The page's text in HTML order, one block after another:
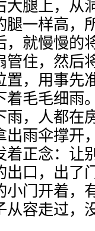
大腿上，从
腿一样高，
，就慢慢的
管住，然后
置，用事先
着毛毛细雨
雨，人都在
出雨伞撑开
着正念：让
出口，出了
小门开着，
从容走过，